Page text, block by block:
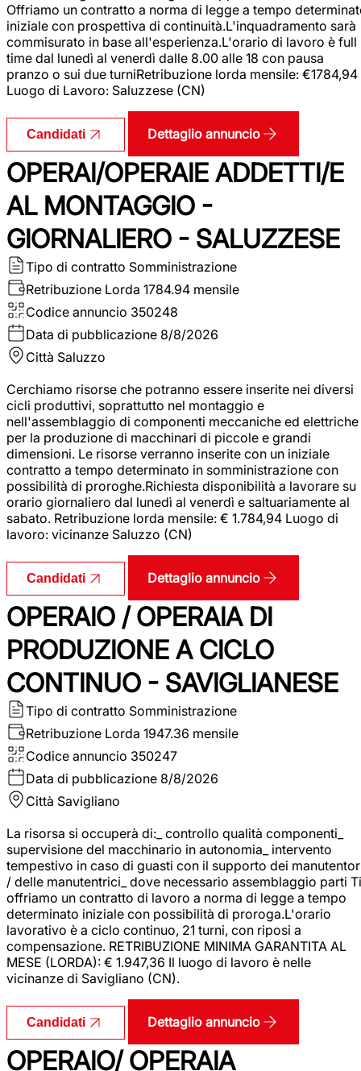
Offriamo un contratto a norma di legge a tempo
iniziale con prospettiva di continuità.L'inquadramento sarà
commisurato in base all'esperienza.L'orario di lavoro è full
time dal lunedì al venerdì dalle 8.00 alle 18 con pausa
pranzo o sui due turniRetribuzione lorda mensile: €1784,94
Luogo di Lavoro: Saluzzese (CN)
Candidati Dettaglio annuncio
OPERAI/OPERAIE ADDETTI/E
AL MONTAGGIO -
GIORNALIERO - SALUZZESE
Tipo di contratto Somministrazione
Retribuzione Lorda 1784.94 mensile
Codice annuncio 350248
Data di pubblicazione 8/8/2026
Città Saluzzo
Cerchiamo risorse che potranno essere inserite nei diversi
cicli produttivi, soprattutto nel montaggio e
nell'assemblaggio di componenti meccaniche ed elettriche
per la produzione di macchinari di piccole e grandi
dimensioni. Le risorse verranno inserite con un iniziale
contratto a tempo determinato in somministrazione con
possibilità di proroghe.Richiesta disponibilità a lavorare su
orario giornaliero dal lunedì al venerdì e saltuariamente al
sabato. Retribuzione lorda mensile: € 1.784,94 Luogo di
lavoro: vicinanze Saluzzo (CN)
Candidati Dettaglio annuncio
OPERAIO / OPERAIA DI
PRODUZIONE A CICLO
CONTINUO - SAVIGLIANESE
Tipo di contratto Somministrazione
Retribuzione Lorda 1947.36 mensile
Codice annuncio 350247
Data di pubblicazione 8/8/2026
Città Savigliano
La risorsa si occuperà di:_ controllo qualità componenti_
supervisione del macchinario in autonomia_ intervento
tempestivo in caso di guasti con il supporto dei
/ delle manutentrici_ dove necessario assemblaggio parti Ti
offriamo un contratto di lavoro a norma di legge a tempo
determinato iniziale con possibilità di proroga.L'orario
lavorativo è a ciclo continuo, 21 turni, con riposi a
compensazione. RETRIBUZIONE MINIMA GARANTITA AL
MESE (LORDA): € 1.947,36 Il luogo di lavoro è nelle
vicinanze di Savigliano (CN).
Candidati Dettaglio annuncio
OPERAIO/ OPERAIA